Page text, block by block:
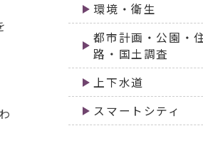
環境・衛生
都市計画・公園・
路・国土調査
上下水道
スマートシティ